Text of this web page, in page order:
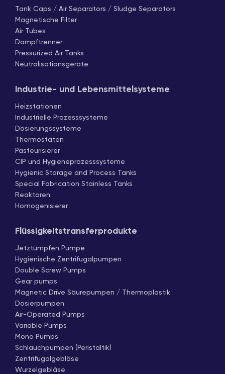
Tank Caps / Air Separators / Sludge Separators
Magnetische Filter
Air Tubes
Dampftrenner
Pressurized Air Tanks
Neutralisationsgeräte
Industrie- und Lebensmittelsysteme
Heizstationen
Industrielle Prozesssysteme
Dosierungssysteme
Thermostaten
Pasteurisierer
CIP und Hygieneprozesssysteme
Hygienic Storage and Process Tanks
Special Fabrication Stainless Tanks
Reaktoren
Homogenisierer
Flüssigkeitstransferprodukte
Jetztümpfen Pumpe
Hygienische Zentrifugalpumpen
Double Screw Pumps
Gear pumps
Magnetic Drive Säurepumpen / Thermoplastik
Dosierpumpen
Air-Operated Pumps
Variable Pumps
Mono Pumps
Schlauchpumpen (Peristaltik)
Zentrifugalgebläse
Wurzelgebläse